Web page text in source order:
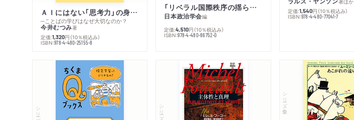
ＡＩにはない「思考力」の身につけ方
─ことばの学びはなぜ大切なのか？
今井むつみ著
定価:1,320円 （10％税込み）
ISBN:978-4-480-25155-8
「リベラル国際秩序の揺らぎ」再考 年報政治学２０２６‐Ⅰ
日本政治学会編
定価:4,510円 （10％税込み）
ISBN:978-4-480-86752-0
定価:1,540円 （10％税込み）
ISBN:978-4-480-77041-7
シリーズ・全集 シリーズ・全集
シリーズ・全集